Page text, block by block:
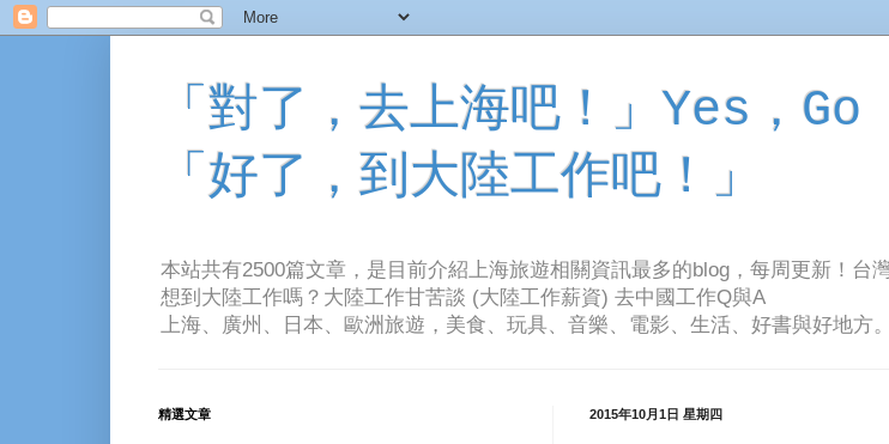
「對了，去上海吧！」Yes，
「好了，到大陸工作吧！」
本站共有2500篇文章，是目前介紹上海旅遊相關資訊最多的blog，每周更新！台
想到大陸工作嗎？大陸工作甘苦談 (大陸工作薪資) 去中國工作Q與A
上海、廣州、日本、歐洲旅遊，美食、玩具、音樂、電影、生活、好書與好地方
2015年10月1日 星期四
精選文章